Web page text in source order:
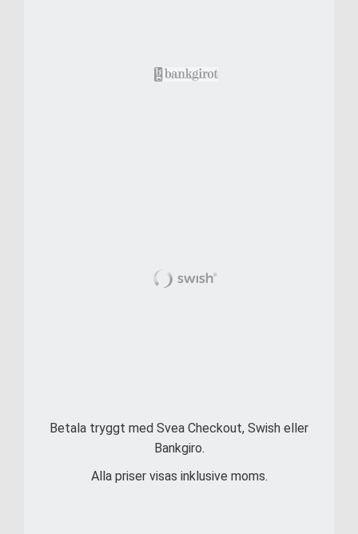
Betala tryggt med Svea Checkout, Swish eller
Bankgiro.
Alla priser visas inklusive moms.